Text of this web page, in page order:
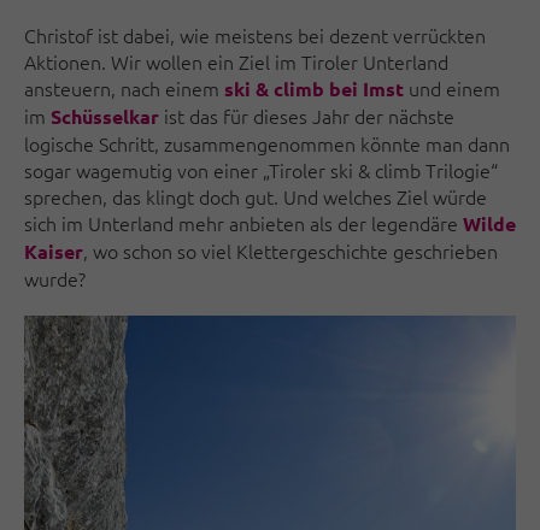
Christof ist dabei, wie meistens bei dezent verrückten
Aktionen. Wir wollen ein Ziel im Tiroler Unterland
ansteuern, nach einem ski & climb bei Imst und einem
im Schüsselkar ist das für dieses Jahr der nächste
logische Schritt, zusammengenommen könnte man dann
sogar wagemutig von einer „Tiroler ski & climb Trilogie“
sprechen, das klingt doch gut. Und welches Ziel würde
sich im Unterland mehr anbieten als der legendäre Wilde
Kaiser, wo schon so viel Klettergeschichte geschrieben
wurde?